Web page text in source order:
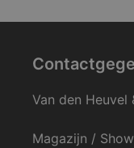
Van den Heuvel
Magazijn /